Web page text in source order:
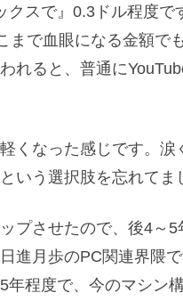
スで』0.3ドル程度で
で血眼になる金額で
れると、普通に
くなった感じです。涙
いう選択肢を忘れてま
プさせたので、後4～5
進月歩のPC関連界隈
程度で、今のマシン